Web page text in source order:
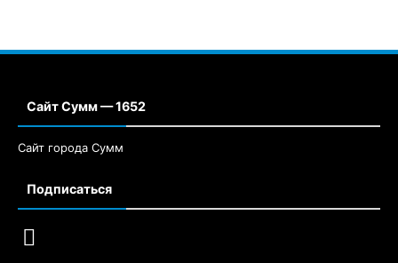
Сайт Сумм — 1652
Сайт города Сумм
Подписаться